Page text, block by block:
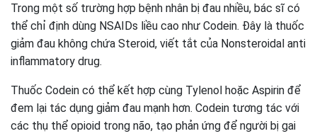
Trong một số trường hợp bệnh nhân bị đau nhiều, bác sĩ có
thể chỉ định dùng NSAIDs liều cao như Codein. Đây là thuốc
giảm đau không chứa Steroid, viết tắt của Nonsteroidal anti
inflammatory drug.
Thuốc Codein có thể kết hợp cùng Tylenol hoặc Aspirin để
đem lại tác dụng giảm đau mạnh hơn. Codein tương tác với
các thụ thể opioid trong não, tạo phản ứng để người bị gai